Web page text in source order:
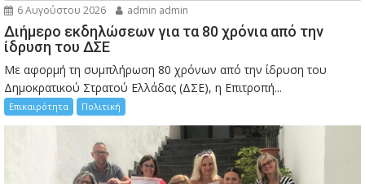
6 Αυγούστου 2026 admin admin
Διήμερο εκδηλώσεων για τα 80 χρόνια από την
ίδρυση του ΔΣΕ
Με αφορμή τη συμπλήρωση 80 χρόνων από την ίδρυση του
Δημοκρατικού Στρατού Ελλάδας (ΔΣΕ), η Επιτροπή...
Επικαιρότητα Πολιτική